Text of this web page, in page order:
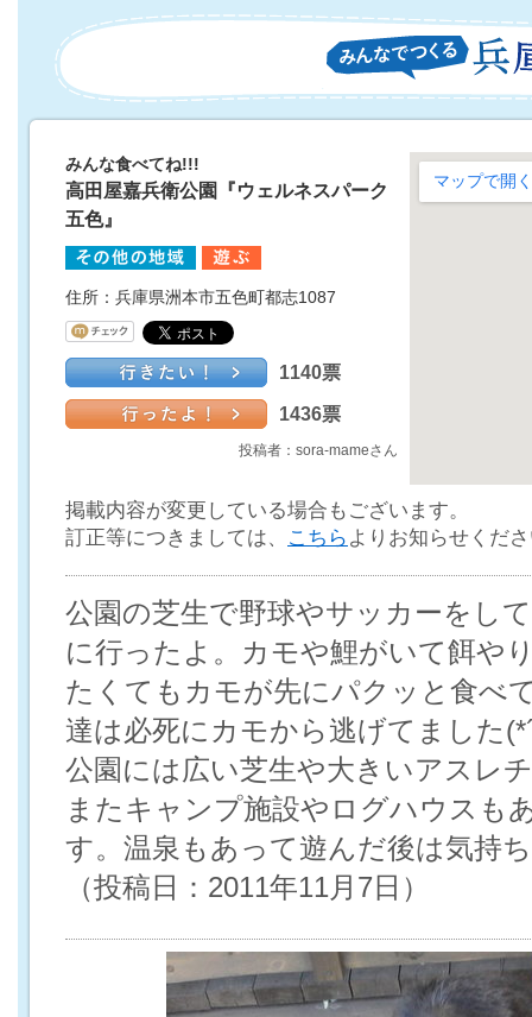
みんな食べてね!!!
高田屋嘉兵衛公園『ウェルネスパーク
五色』
住所：兵庫県洲本市五色町都志1087
1140票
1436票
投稿者：sora-mameさん
掲載内容が変更している場合もございます。
訂正等につきましては、
こちら よりお知らせくだ
公園の芝生で野球やサッカーをし
に行ったよ。カモや鯉がいて餌や
たくてもカモが先にパクッと食べ
達は必死にカモから逃げてました
公園には広い芝生や大きいアスレ
またキャンプ施設やログハウスも
す。温泉もあって遊んだ後は気持
（投稿日：2011年11月7日）